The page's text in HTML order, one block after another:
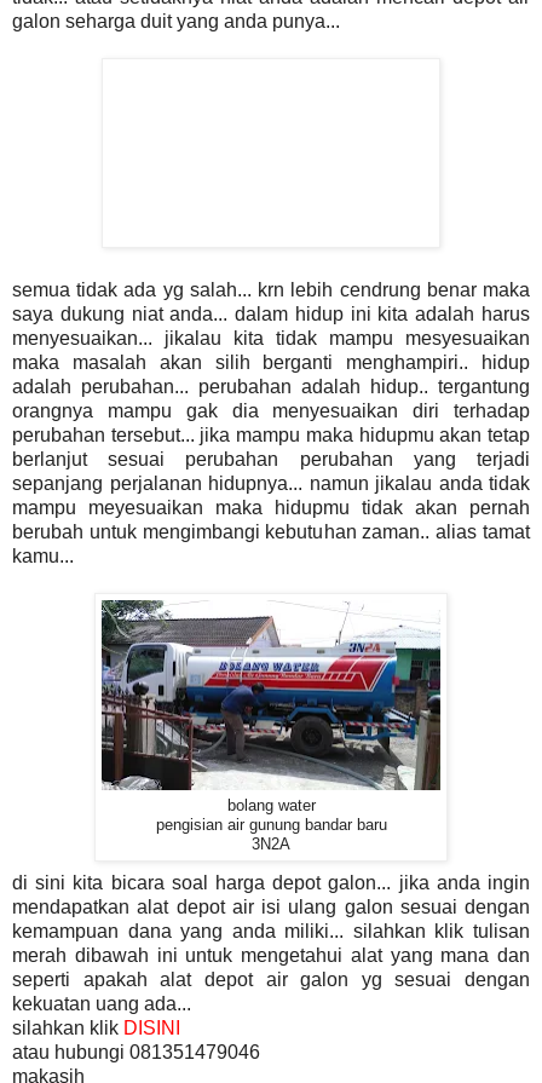
galon seharga duit yang anda punya...
semua tidak ada yg salah... krn lebih cendrung benar maka
saya dukung niat anda... dalam hidup ini kita adalah harus
menyesuaikan... jikalau kita tidak mampu mesyesuaikan
maka masalah akan silih berganti menghampiri.. hidup
adalah perubahan... perubahan adalah hidup.. tergantung
orangnya mampu gak dia menyesuaikan diri terhadap
perubahan tersebut... jika mampu maka hidupmu akan tetap
berlanjut sesuai perubahan perubahan yang terjadi
sepanjang perjalanan hidupnya... namun jikalau anda tidak
mampu meyesuaikan maka hidupmu tidak akan pernah
berubah untuk mengimbangi kebutuhan zaman.. alias tamat
kamu...
bolang water
pengisian air gunung bandar baru
3N2A
di sini kita bicara soal harga depot galon... jika anda ingin
mendapatkan alat depot air isi ulang galon sesuai dengan
kemampuan dana yang anda miliki... silahkan klik tulisan
merah dibawah ini untuk mengetahui alat yang mana dan
seperti apakah alat depot air galon yg sesuai dengan
kekuatan uang ada...
silahkan klik DISINI
atau hubungi 081351479046
makasih